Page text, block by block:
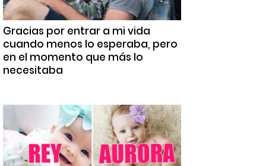
Gracias por entrar a mi vida
cuando menos lo esperaba, pero
en el momento que más lo
necesitaba